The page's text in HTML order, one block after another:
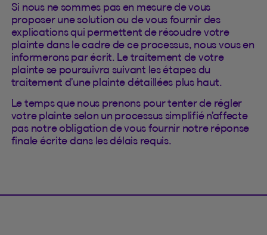
Si nous ne sommes pas en mesure de vous
proposer une solution ou de vous fournir des
explications qui permettent de résoudre votre
plainte dans le cadre de ce processus, nous vous en
informerons par écrit. Le traitement de votre
plainte se poursuivra suivant les étapes du
traitement d’une plainte détaillées plus haut.
Le temps que nous prenons pour tenter de régler
votre plainte selon un processus simplifié n’affecte
pas notre obligation de vous fournir notre réponse
finale écrite dans les délais requis.